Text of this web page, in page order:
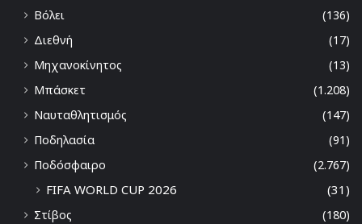
Βόλει
(136)
Διεθνή
(17)
Μηχανοκίνητος
(13)
Μπάσκετ
(1.208)
Ναυταθλητισμός
(147)
Ποδηλασία
(91)
Ποδόσφαιρο
(2.767)
FIFA WORLD CUP 2026 (31)
Στίβος
(180)